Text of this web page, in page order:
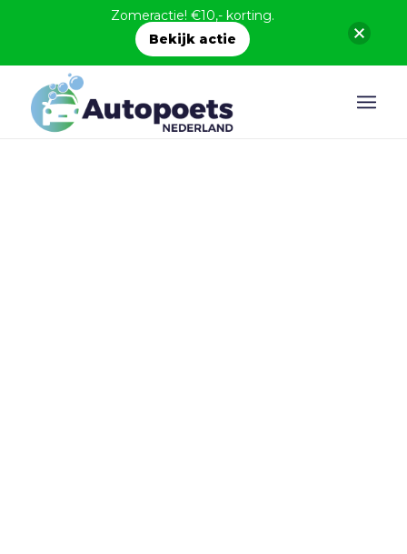
Zomeractie! €10,- korting.
Bekijk actie